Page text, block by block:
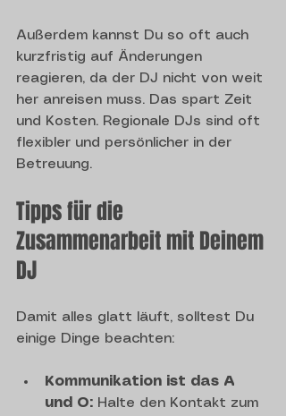
Außerdem kannst Du so oft auch
kurzfristig auf Änderungen
reagieren, da der DJ nicht von weit
her anreisen muss. Das spart Zeit
und Kosten. Regionale DJs sind oft
flexibler und persönlicher in der
Betreuung.
Tipps für die
Zusammenarbeit mit Deinem
DJ
Damit alles glatt läuft, solltest Du
einige Dinge beachten:
Kommunikation ist das A
und O: Halte den Kontakt zum